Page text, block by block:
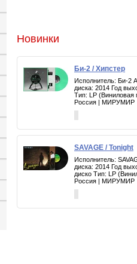
Новинки
Би-2 / Хипстер
Исполнитель: Би-2
диска: 2014 Год
Тип: LP (Виниловая
Россия | МИРУМИР
SAVAGE / Tonight
Исполнитель:
диска: 2014 Год
диско Тип: LP
Россия | МИРУМИР